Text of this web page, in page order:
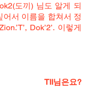
도끼) 님도 알게 되
어서 이름을 합쳐서 정
Dok’2’. 이렇게
TII님은요?